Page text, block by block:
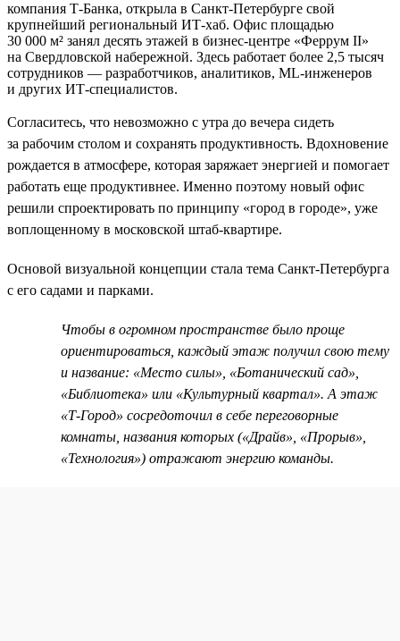
компания Т-Банка, открыла в Санкт-Петербурге свой
крупнейший региональный ИТ-хаб. Офис площадью
30 000 м² занял десять этажей в бизнес-центре «Феррум II»
на Свердловской набережной. Здесь работает более 2,5 тысяч
сотрудников — разработчиков, аналитиков, ML-инженеров
и других ИТ-специалистов.
Согласитесь, что невозможно с утра до вечера сидеть
за рабочим столом и сохранять продуктивность. Вдохновение
рождается в атмосфере, которая заряжает энергией и помогает
работать еще продуктивнее. Именно поэтому новый офис
решили спроектировать по принципу «город в городе», уже
воплощенному в московской штаб-квартире.
Основой визуальной концепции стала тема Санкт-Петербурга
с его садами и парками.
Чтобы в огромном пространстве было проще
ориентироваться, каждый этаж получил свою тему
и название: «Место силы», «Ботанический сад»,
«Библиотека» или «Культурный квартал». А этаж
«Т-Город» сосредоточил в себе переговорные
комнаты, названия которых («Драйв», «Прорыв»,
«Технология») отражают энергию команды.